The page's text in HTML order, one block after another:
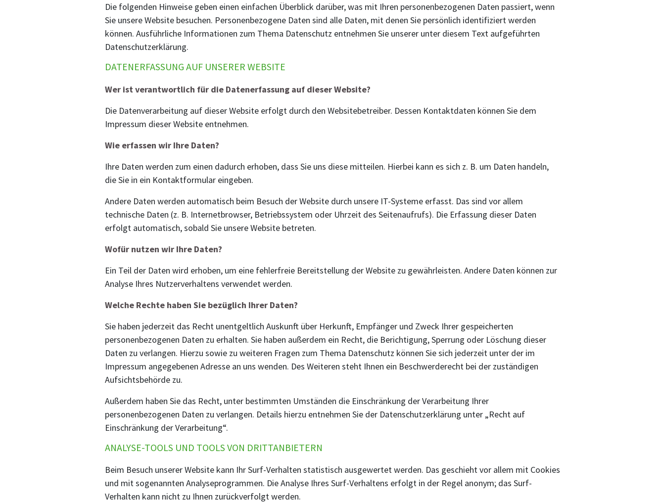
Die folgenden Hinweise geben einen einfachen Überblick darüber, was mit Ihren personenbezogenen Daten passiert, wenn
Sie unsere Website besuchen. Personenbezogene Daten sind alle Daten, mit denen Sie persönlich identifiziert werden
können. Ausführliche Informationen zum Thema Datenschutz entnehmen Sie unserer unter diesem Text aufgeführten
Datenschutzerklärung.
DATENERFASSUNG AUF UNSERER WEBSITE
Wer ist verantwortlich für die Datenerfassung auf dieser Website?
Die Datenverarbeitung auf dieser Website erfolgt durch den Websitebetreiber. Dessen Kontaktdaten können Sie dem
Impressum dieser Website entnehmen.
Wie erfassen wir Ihre Daten?
Ihre Daten werden zum einen dadurch erhoben, dass Sie uns diese mitteilen. Hierbei kann es sich z. B. um Daten handeln,
die Sie in ein Kontaktformular eingeben.
Andere Daten werden automatisch beim Besuch der Website durch unsere IT-Systeme erfasst. Das sind vor allem
technische Daten (z. B. Internetbrowser, Betriebssystem oder Uhrzeit des Seitenaufrufs). Die Erfassung dieser Daten
erfolgt automatisch, sobald Sie unsere Website betreten.
Wofür nutzen wir Ihre Daten?
Ein Teil der Daten wird erhoben, um eine fehlerfreie Bereitstellung der Website zu gewährleisten. Andere Daten können zur
Analyse Ihres Nutzerverhaltens verwendet werden.
Welche Rechte haben Sie bezüglich Ihrer Daten?
Sie haben jederzeit das Recht unentgeltlich Auskunft über Herkunft, Empfänger und Zweck Ihrer gespeicherten
personenbezogenen Daten zu erhalten. Sie haben außerdem ein Recht, die Berichtigung, Sperrung oder Löschung dieser
Daten zu verlangen. Hierzu sowie zu weiteren Fragen zum Thema Datenschutz können Sie sich jederzeit unter der im
Impressum angegebenen Adresse an uns wenden. Des Weiteren steht Ihnen ein Beschwerderecht bei der zuständigen
Aufsichtsbehörde zu.
Außerdem haben Sie das Recht, unter bestimmten Umständen die Einschränkung der Verarbeitung Ihrer
personenbezogenen Daten zu verlangen. Details hierzu entnehmen Sie der Datenschutzerklärung unter „Recht auf
Einschränkung der Verarbeitung“.
ANALYSE-TOOLS UND TOOLS VON DRITTANBIETERN
Beim Besuch unserer Website kann Ihr Surf-Verhalten statistisch ausgewertet werden. Das geschieht vor allem mit Cookies
und mit sogenannten Analyseprogrammen. Die Analyse Ihres Surf-Verhaltens erfolgt in der Regel anonym; das Surf-
Verhalten kann nicht zu Ihnen zurückverfolgt werden.